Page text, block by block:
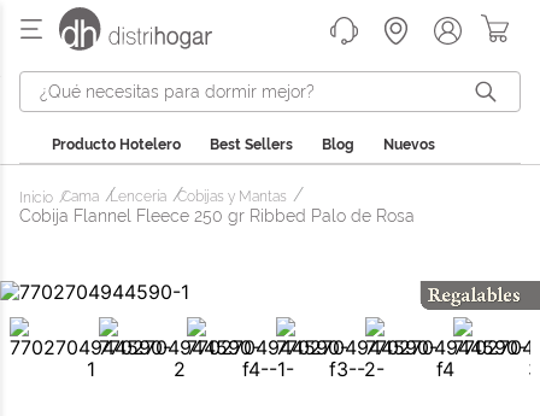
¿Qué necesitas para dormir mejor?
Producto Hotelero Best Sellers Blog Nuevos
Cama Lencería Cobijas y Mantas
Cobija Flannel Fleece 250 gr Ribbed Palo de Rosa